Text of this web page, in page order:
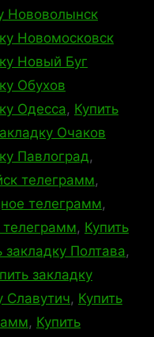
Нововолынск
Новомосковск
Новый Буг
Обухов
Одесса, Купить
Очаков
Павлоград,
телеграмм,
телеграмм,
телеграмм, Купить
закладку Полтава,
закладку
Славутич, Купить
, Купить